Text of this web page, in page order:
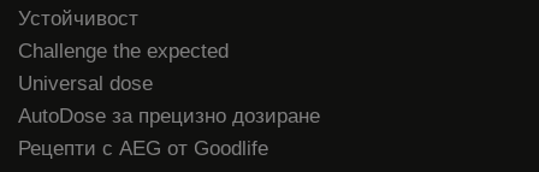
Устойчивост
Challenge the expected
Universal dose
AutoDose за прецизно дозиране
Рецепти с AEG от Goodlife